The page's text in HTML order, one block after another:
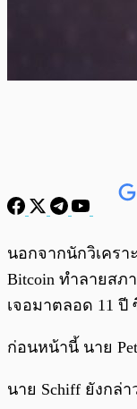
พร้อมเล่น
นอกจากนักวิเครา
Bitcoin ทำลายสภ
เจอมาตลอด 11
ก่อนหน้านี้ นาย
นาย Schiff ยังกล่